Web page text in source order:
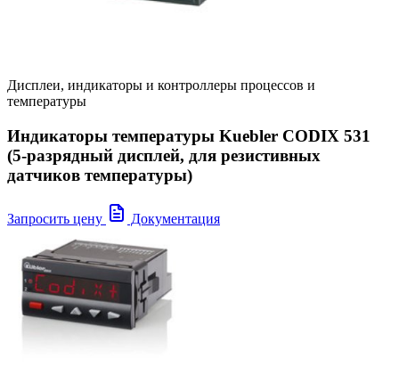
Дисплеи, индикаторы и контроллеры процессов и
температуры
Индикаторы температуры Kuebler CODIX 531
(5-разрядный дисплей, для резистивных
датчиков температуры)
Запросить цену Документация